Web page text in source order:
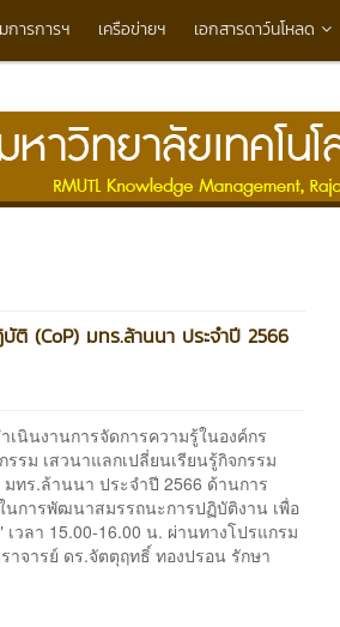
การการฯ เครือข่ายฯ เอกสารดาว์นโหลด
(CoP) มทร.ล้านนา ประจำปี 2566
นินงานการจัดการความรู้ในองค์กร
รม เสวนาแลกเปลี่ยนเรียนรู้กิจกรรม
ทร.ล้านนา ประจำปี 2566 ด้านการ
การพัฒนาสมรรถนะการปฏิบัติงาน เพื่อ
วลา 15.00-16.00 น. ผ่านทางโปรแกรม
าจารย์ ดร.จัตตุฤทธิ์ ทองปรอน รักษา